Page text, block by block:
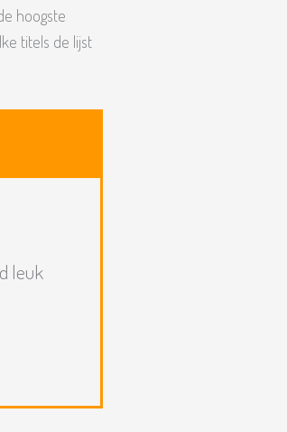
hoogste
titels de lijst
leuk